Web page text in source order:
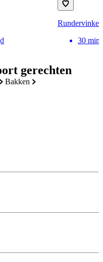
gerechten
bakken
30 min